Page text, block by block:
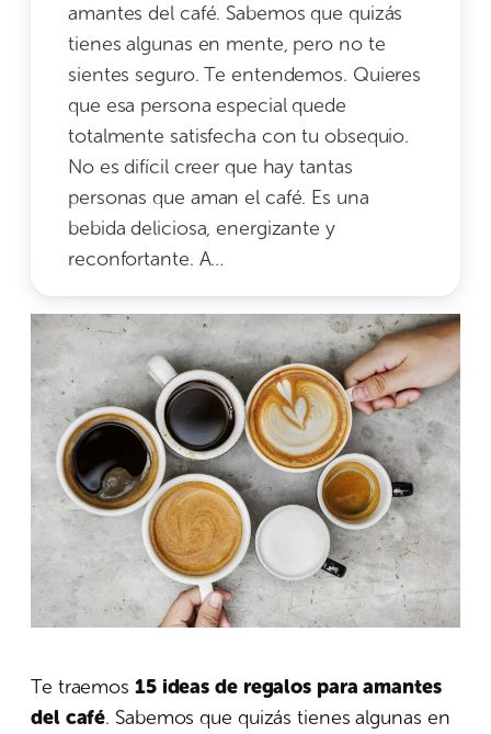
amantes del café. Sabemos que quizás
tienes algunas en mente, pero no te
sientes seguro. Te entendemos. Quieres
que esa persona especial quede
totalmente satisfecha con tu obsequio.
No es difícil creer que hay tantas
personas que aman el café. Es una
bebida deliciosa, energizante y
reconfortante. A…
Te traemos 15 ideas de regalos para amantes
del café. Sabemos que quizás tienes algunas en